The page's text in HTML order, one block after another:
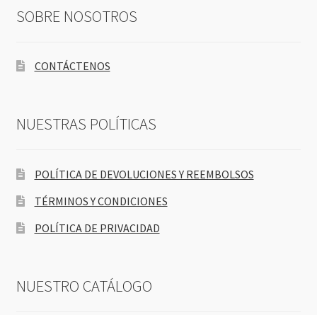
SOBRE NOSOTROS
CONTÁCTENOS
NUESTRAS POLÍTICAS
POLÍTICA DE DEVOLUCIONES Y REEMBOLSOS
TÉRMINOS Y CONDICIONES
POLÍTICA DE PRIVACIDAD
NUESTRO CATÁLOGO